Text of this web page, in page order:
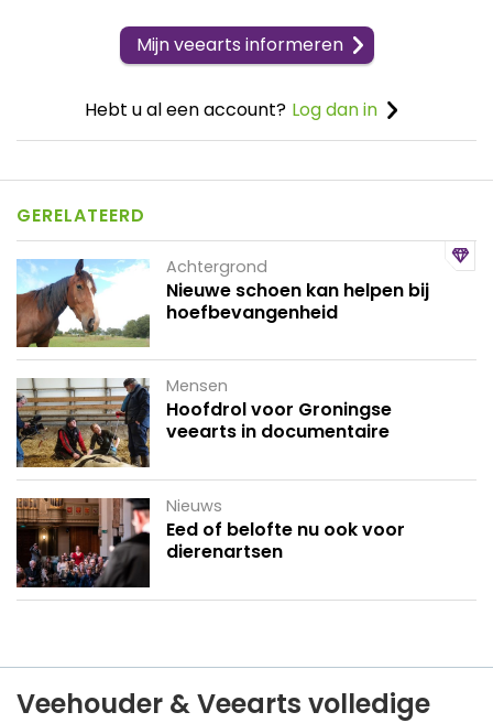
Mijn veearts informeren
Hebt u al een account? Log dan in
GERELATEERD
Achtergrond
Nieuwe schoen kan helpen bij
hoefbevangenheid
Mensen
Hoofdrol voor Groningse
veearts in documentaire
Nieuws
Eed of belofte nu ook voor
dierenartsen
Veehouder & Veearts volledige